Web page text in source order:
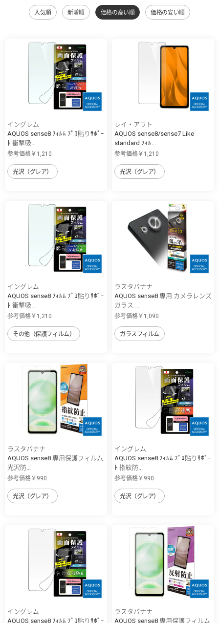
人気順 新着順 価格の高い順 価格の安い順
イングレム
AQUOS sense8 ﾌｨﾙﾑ ﾌﾟﾛ貼りｻﾎﾟｰ
ﾄ 衝撃吸...
参考価格￥1,210
光沢（グレア）
レイ・アウト
AQUOS sense8/sense7 Like
standard ﾌｨﾙ...
参考価格￥1,210
光沢（グレア）
イングレム
AQUOS sense8 ﾌｨﾙﾑ ﾌﾟﾛ貼りｻﾎﾟｰ
ﾄ 衝撃吸...
参考価格￥1,210
その他（保護フィルム）
ラスタバナナ
AQUOS sense8 専用 カメラレンズ
ガラス ...
参考価格￥1,090
ガラスフィルム
ラスタバナナ
AQUOS sense8 専用保護フィルム
光沢防...
参考価格￥990
光沢（グレア）
イングレム
AQUOS sense8 ﾌｨﾙﾑ ﾌﾟﾛ貼りｻﾎﾟｰ
ﾄ 指紋防...
参考価格￥990
光沢（グレア）
イングレム
AQUOS sense8 ﾌｨﾙﾑ ﾌﾟﾛ貼りｻﾎﾟｰ
ラスタバナナ
AQUOS sense8 専用保護フィルム